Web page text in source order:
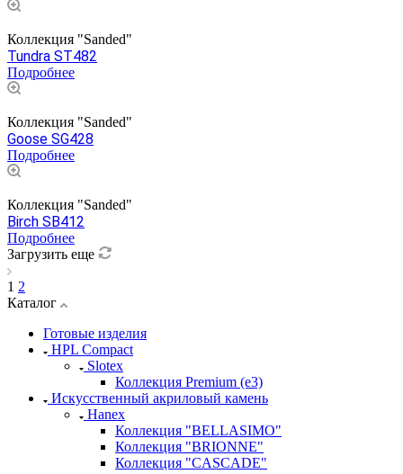
Коллекция "Sanded"
Tundra ST482
Подробнее
Коллекция "Sanded"
Goose SG428
Подробнее
Коллекция "Sanded"
Birch SB412
Подробнее
Загрузить еще
1 2
Каталог
Готовые изделия
HPL Compact
Slotex
Коллекция Premium (e3)
Искусственный акриловый камень
Hanex
Коллекция "BELLASIMO"
Коллекция "BRIONNE"
Коллекция "CASCADE"